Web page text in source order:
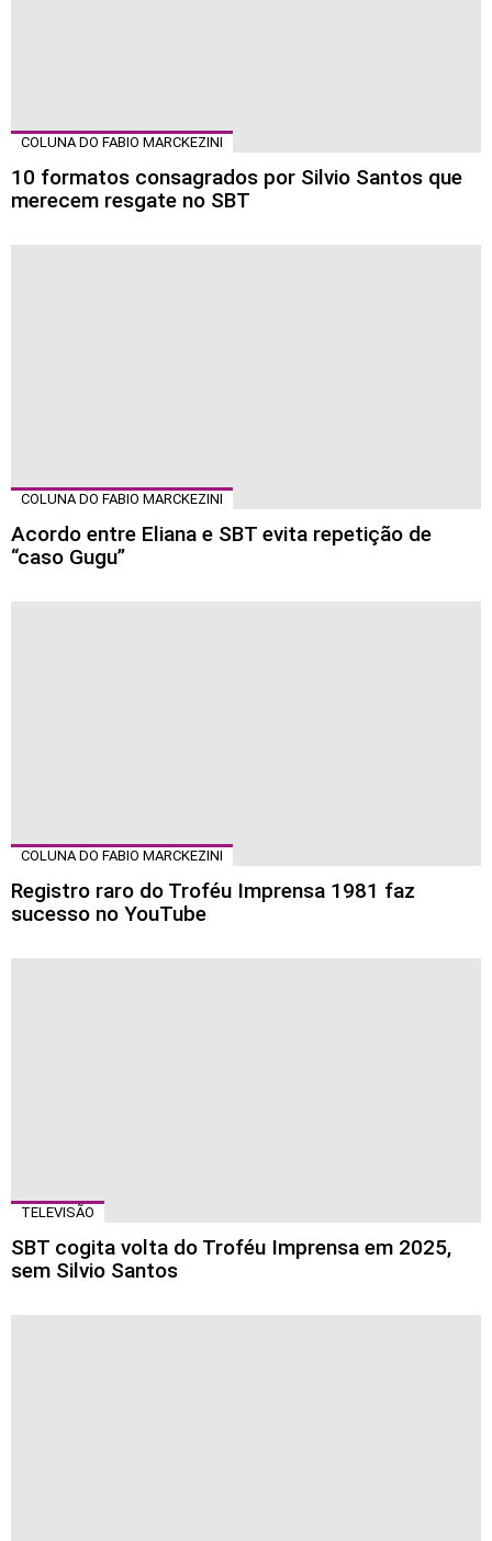
COLUNA DO FABIO MARCKEZINI
10 formatos consagrados por Silvio Santos que
merecem resgate no SBT
COLUNA DO FABIO MARCKEZINI
Acordo entre Eliana e SBT evita repetição de
“caso Gugu”
COLUNA DO FABIO MARCKEZINI
Registro raro do Troféu Imprensa 1981 faz
sucesso no YouTube
TELEVISÃO
SBT cogita volta do Troféu Imprensa em 2025,
sem Silvio Santos